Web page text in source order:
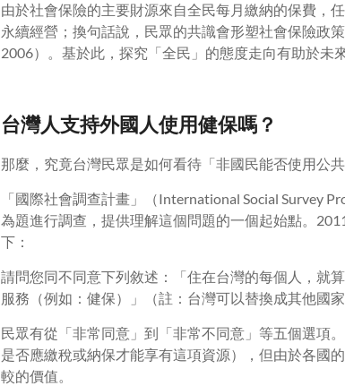
由於社會保險的主要財源來自全民每月繳納的保費，
永續經營；換句話說，民眾的共識會形塑社會保險政
2006）。基於此，探究「全民」的態度走向有助於未
台灣人支持外國人使用健保嗎？
那麼，究竟台灣民眾是如何看待「非國民能否使用公
「國際社會調查計畫」（International Social Survey
為題進行調查，提供理解這個問題的一個起始點。
下：
請問您同不同意下列敘述：「住在台灣的每個人，就
服務（例如：健保）」（註：台灣可以替換成其他國家
民眾有從「非常同意」到「非常不同意」等五個選項
是否應繳稅或納保才能享有這項資源），但由於各國
較的價值。